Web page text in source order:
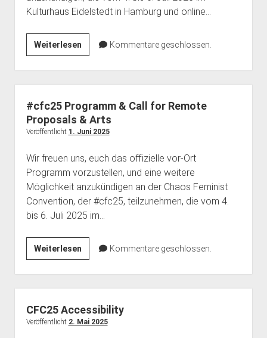
Haecksen e. V.
open
dropdown
menu
BBB Räume
dropdown
Feministische Bibliothek
Haecksenkarte
Kulturhaus Eidelstedt in Hamburg und online…
WeiterlesenStart
Remote
Ticket-
Verkauf
für
die
#cfc25!
Kommentare geschlossen.
#cfc25 Programm & Call for Remote
Proposals & Arts
Veröffentlicht 1. Juni 2025
Wir freuen uns, euch das offizielle vor-Ort
Programm vorzustellen, und eine weitere
Möglichkeit anzukündigen an der Chaos Feminist
Convention, der #cfc25, teilzunehmen, die vom 4.
bis 6. Juli 2025 im…
Weiterlesen#cfc25
Programm
&
Call
for
Remote
Kommentare geschlossen.
CFC25 Accessibility
Veröffentlicht 2. Mai 2025